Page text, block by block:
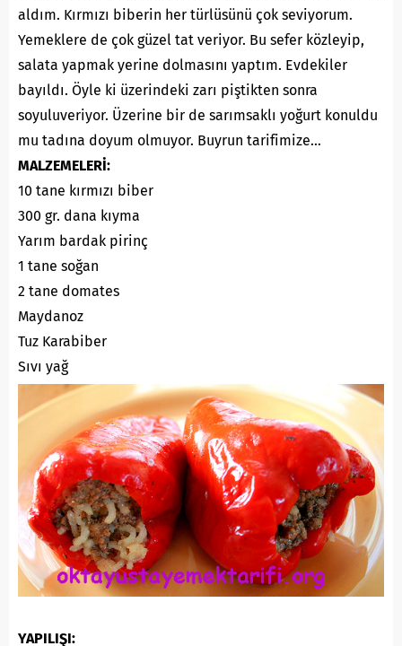
aldım. Kırmızı biberin her türlüsünü çok seviyorum.
Yemeklere de çok güzel tat veriyor. Bu sefer közleyip,
salata yapmak yerine dolmasını yaptım. Evdekiler
bayıldı. Öyle ki üzerindeki zarı piştikten sonra
soyuluveriyor. Üzerine bir de sarımsaklı yoğurt konuldu
mu tadına doyum olmuyor. Buyrun tarifimize…
MALZEMELERİ:
10 tane kırmızı biber
300 gr. dana kıyma
Yarım bardak pirinç
1 tane soğan
2 tane domates
Maydanoz
Tuz Karabiber
Sıvı yağ
YAPILIŞI: